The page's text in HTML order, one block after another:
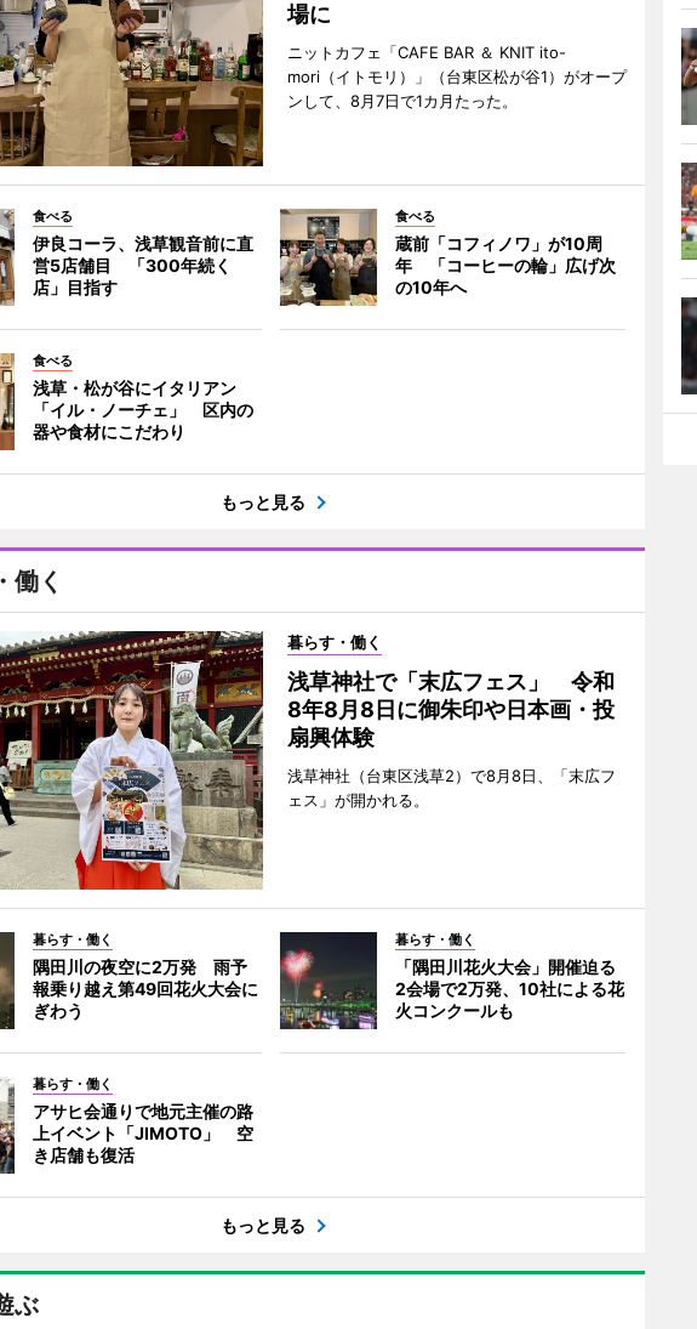
場に
ニットカフェ「CAFE BAR ＆ KNIT ito-
mori（イトモリ）」（台東区松が谷1）がオープ
ンして、8月7日で1カ月たった。
食べる
伊良コーラ、浅草観音前に直
営5店舗目 「300年続く
店」目指す
食べる
蔵前「コフィノワ」が10周
年 「コーヒーの輪」広げ次
の10年へ
食べる
浅草・松が谷にイタリアン
「イル・ノーチェ」 区内の
器や食材にこだわり
もっと見る
働く
暮らす・働く
浅草神社で「末広フェス」 令和
8年8月8日に御朱印や日本画・投
扇興体験
浅草神社（台東区浅草2）で8月8日、「末広フ
ェス」が開かれる。
暮らす・働く
隅田川の夜空に2万発 雨予
報乗り越え第49回花火大会に
ぎわう
暮らす・働く
「隅田川花火大会」開催迫る
2会場で2万発、10社による花
火コンクールも
暮らす・働く
アサヒ会通りで地元主催の路
上イベント「JIMOTO」 空
き店舗も復活
もっと見る
ぶ